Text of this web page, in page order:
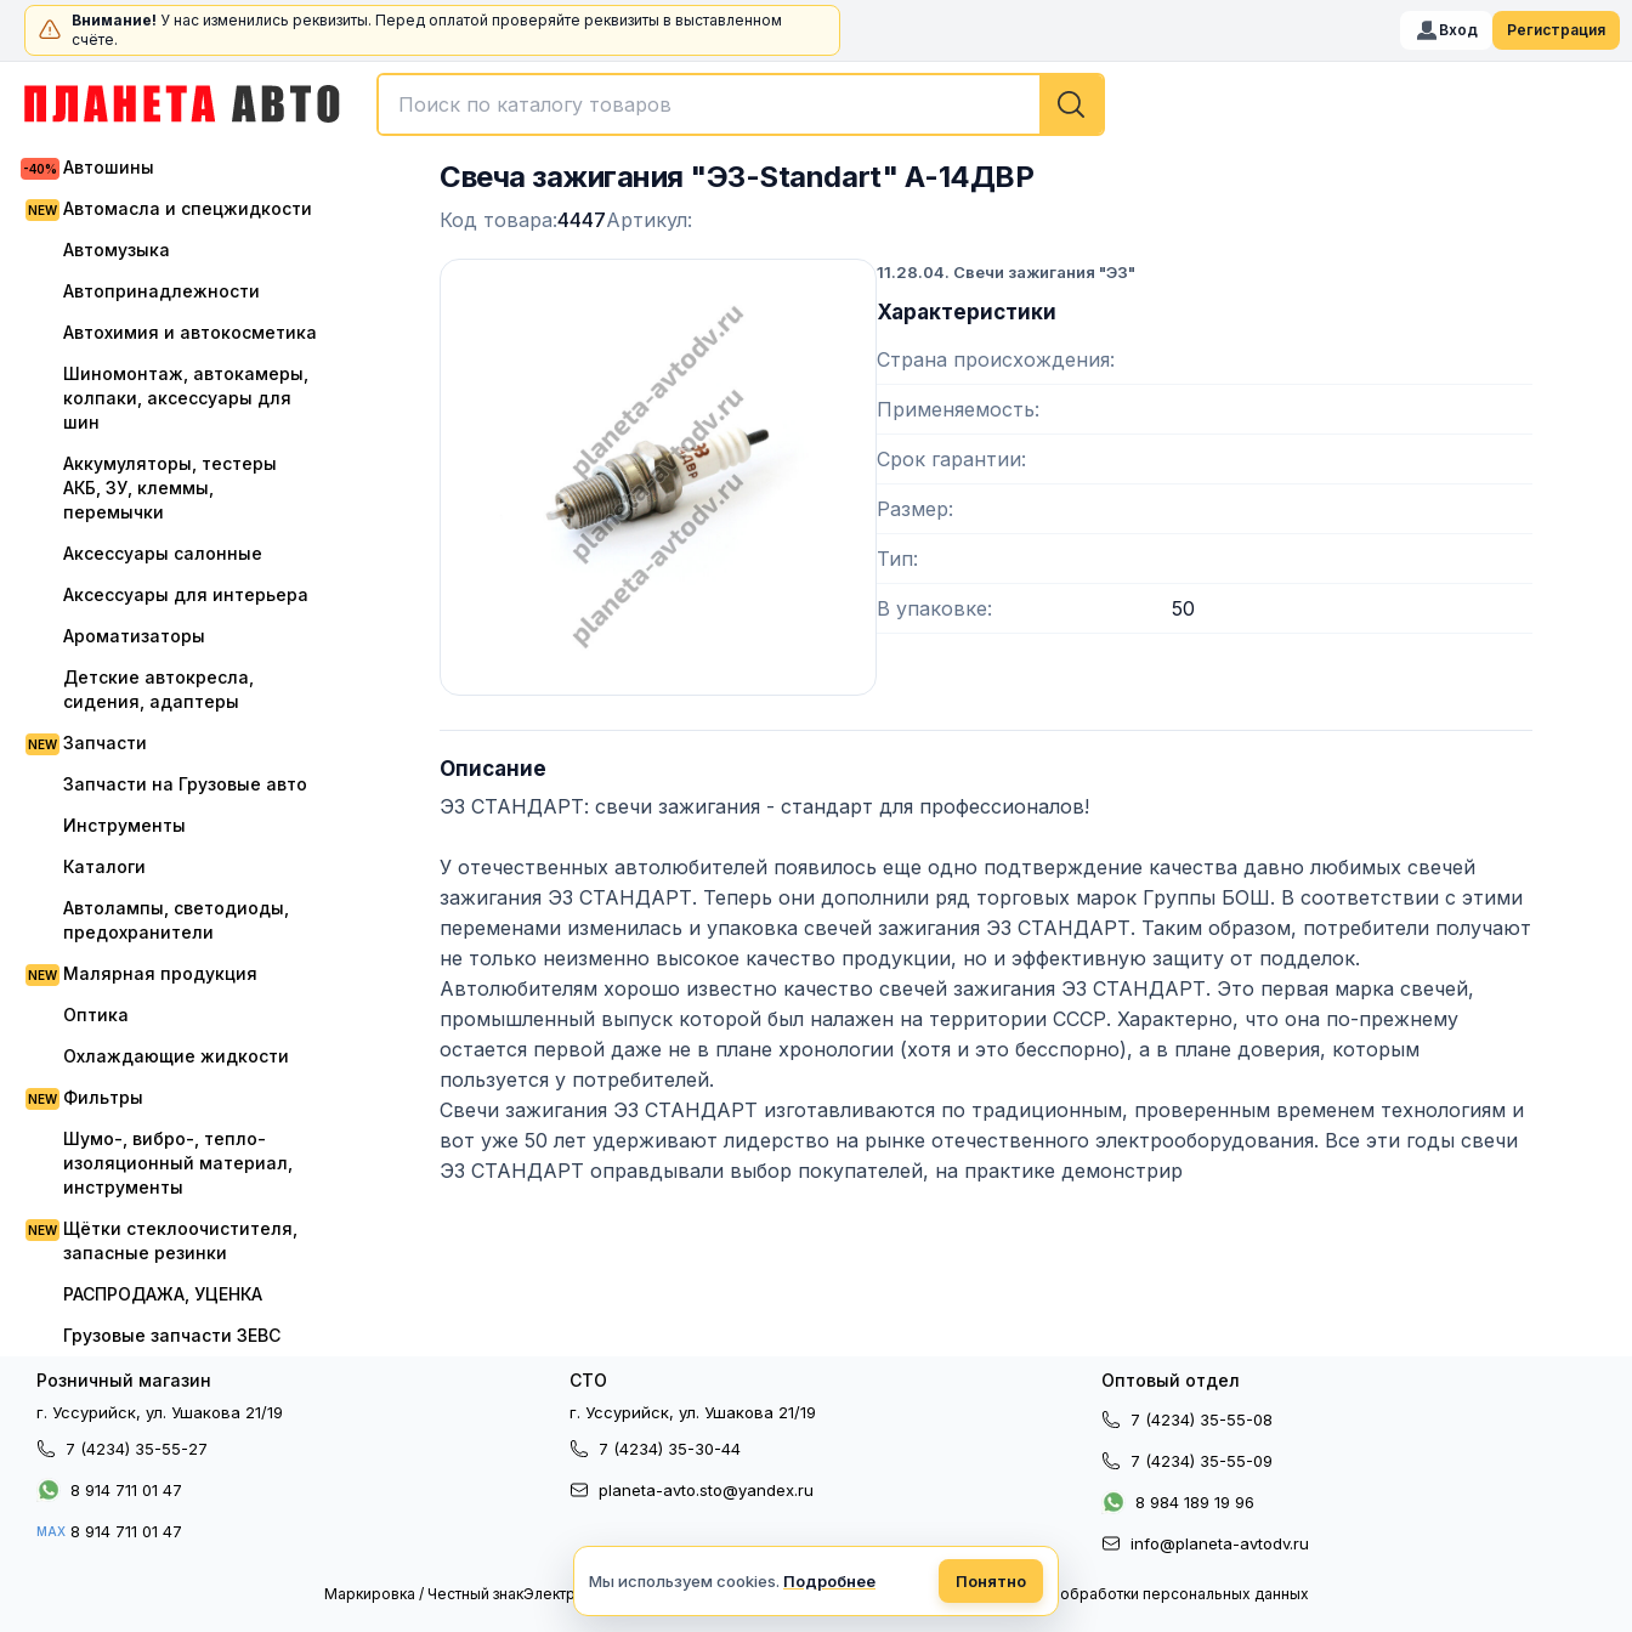
Внимание! У нас изменились реквизиты. Перед оплатой проверяйте реквизиты в выставленном
счёте.
Вход Регистрация
Автошины
Автомасла и спецжидкости
Автомузыка
Автопринадлежности
Автохимия и автокосметика
Шиномонтаж, автокамеры,
колпаки, аксессуары для
шин
Аккумуляторы, тестеры
АКБ, ЗУ, клеммы,
перемычки
Аксессуары салонные
Аксессуары для интерьера
Ароматизаторы
Детские автокресла,
сидения, адаптеры
Запчасти
Запчасти на Грузовые авто
Инструменты
Каталоги
Автолампы, светодиоды,
предохранители
Малярная продукция
Оптика
Охлаждающие жидкости
Фильтры
Шумо-, вибро-, тепло-
изоляционный материал,
инструменты
Щётки стеклоочистителя,
запасные резинки
РАСПРОДАЖА, УЦЕНКА
Грузовые запчасти ЗЕВС
Свеча зажигания "ЭЗ-Standart" А-14ДВР
Код товара:4447Артикул:
11.28.04. Свечи зажигания "ЭЗ"
Характеристики
Страна происхождения
Применяемость
Срок гарантии
Размер
Тип
В упаковке 50
Описание
ЭЗ СТАНДАРТ: свечи зажигания - стандарт для профессионалов!
У отечественных автолюбителей появилось еще одно подтверждение качества давно любимых свечей
зажигания ЭЗ СТАНДАРТ. Теперь они дополнили ряд торговых марок Группы БОШ. В соответствии с этими
переменами изменилась и упаковка свечей зажигания ЭЗ СТАНДАРТ. Таким образом, потребители получают
не только неизменно высокое качество продукции, но и эффективную защиту от подделок.
Автолюбителям хорошо известно качество свечей зажигания ЭЗ СТАНДАРТ. Это первая марка свечей,
промышленный выпуск которой был налажен на территории СССР. Характерно, что она по-прежнему
остается первой даже не в плане хронологии (хотя и это бесспорно), а в плане доверия, которым
пользуется у потребителей.
Свечи зажигания ЭЗ СТАНДАРТ изготавливаются по традиционным, проверенным временем технологиям и
вот уже 50 лет удерживают лидерство на рынке отечественного электрооборудования. Все эти годы свечи
ЭЗ СТАНДАРТ оправдывали выбор покупателей, на практике демонстрир
Розничный магазин
г. Уссурийск, ул. Ушакова 21/19
7 (4234) 35-55-27
8 914 711 01 47
MAX 8 914 711 01 47
СТО
г. Уссурийск, ул. Ушакова 21/19
7 (4234) 35-30-44
planeta-avto.sto@yandex.ru
Оптовый отдел
7 (4234) 35-55-08
7 (4234) 35-55-09
8 984 189 19 96
info@planeta-avtodv.ru
Маркировка / Честный знакЭлектронный документооборот Политика конфиденциальности Политика обработки персональных данных
Мы используем cookies. Подробнее Понятно